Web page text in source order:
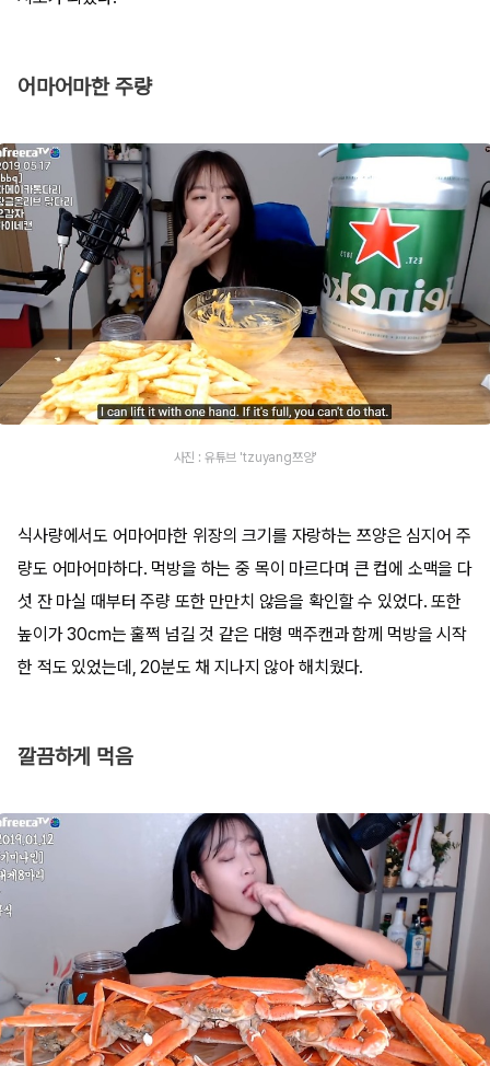
어마어마한 주량
사진 : 유튜브 'tzuyang쯔양'
식사량에서도 어마어마한 위장의 크기를 자랑하는 쯔양은 심지어 주
량도 어마어마하다. 먹방을 하는 중 목이 마르다며 큰 컵에 소맥을 다
섯 잔 마실 때부터 주량 또한 만만치 않음을 확인할 수 있었다. 또한
높이가 30cm는 훌쩍 넘길 것 같은 대형 맥주캔과 함께 먹방을 시작
한 적도 있었는데, 20분도 채 지나지 않아 해치웠다.
깔끔하게 먹음